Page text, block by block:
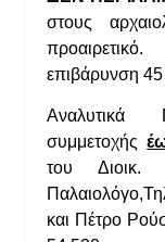
στους
επιβάρυνση
Αναλυτικά
συμμετοχής
του Διοικ.
και Πέτρο